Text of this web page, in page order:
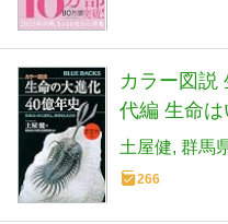
カラー図説
代編 生命
のか (ブル
土屋健 群馬
266